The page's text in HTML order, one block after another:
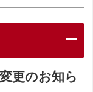
更のお知ら